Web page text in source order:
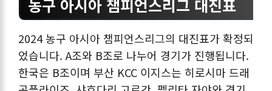
농구 아시아 챔피언스리그 대진표
2024 농구 아시아 챔피언스리그의 대진표가 확정되
었습니다. A조와 B조로 나누어 경기가 진행됩니다.
한국은 B조이며 부산 KCC 이지스는 히로시마 드래